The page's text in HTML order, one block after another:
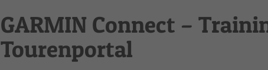
GARMIN Connect –
Tourenportal